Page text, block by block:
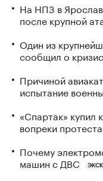
На НПЗ в
после крупной
Один из
сообщил о
Причиной
испытание
«Спартак» купил
вопреки
Почему
машин с ДВС